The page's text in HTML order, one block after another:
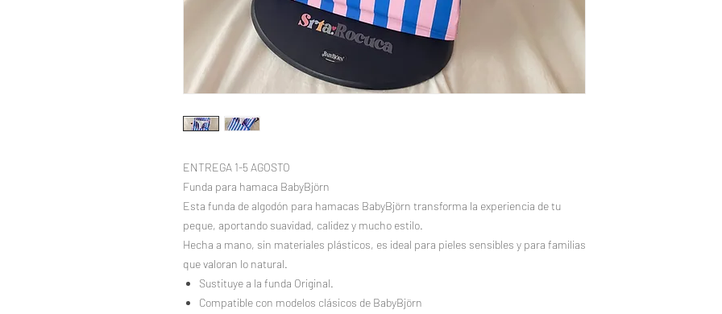
ENTREGA 1-5 AGOSTO
Funda para hamaca BabyBjörn
Esta funda de algodón para hamacas BabyBjörn transforma la experiencia de tu
peque, aportando suavidad, calidez y mucho estilo.
Hecha a mano, sin materiales plásticos, es ideal para pieles sensibles y para familias
que valoran lo natural.
Sustituye a la funda Original.
Compatible con modelos clásicos de BabyBjörn